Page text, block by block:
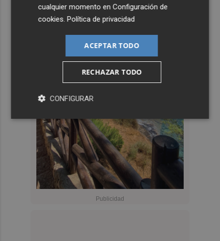
cualquier momento enConfiguración de
cookies .Política de privacidad
ACEPTAR TODO
RECHAZAR TODO
CONFIGURAR